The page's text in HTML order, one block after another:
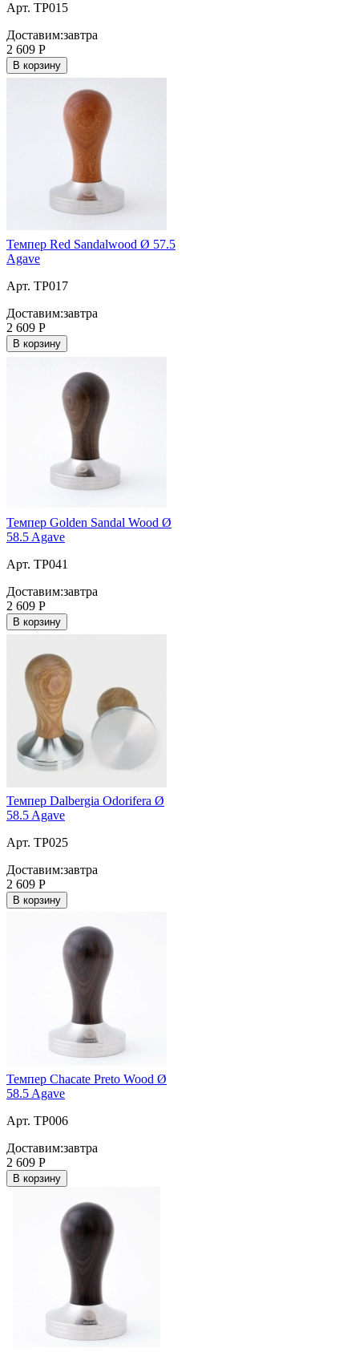
Арт. TP015
Доставим:завтра
2 609 Р
В корзину
Темпер Red Sandalwood Ø 57.5
Agave
Арт. TP017
Доставим:завтра
2 609 Р
В корзину
Темпер Golden Sandal Wood Ø
58.5 Agave
Арт. TP041
Доставим:завтра
2 609 Р
В корзину
Темпер Dalbergia Odorifera Ø
58.5 Agave
Арт. TP025
Доставим:завтра
2 609 Р
В корзину
Темпер Chacate Preto Wood Ø
58.5 Agave
Арт. TP006
Доставим:завтра
2 609 Р
В корзину